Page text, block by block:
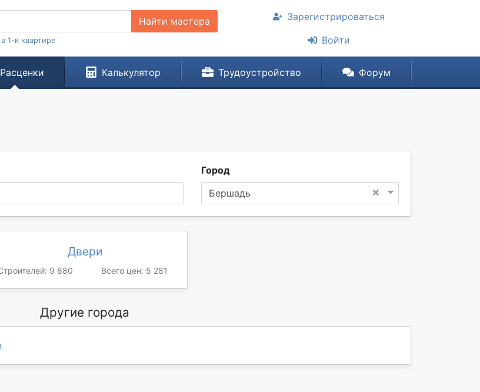
Найти мастера
1-к квартире
Зарегистрироваться
Войти
Расценки Калькулятор Трудоустройство Форум
Город
×
Бершадь
Двери
9 880 Всего цен: 5 281
Другие города